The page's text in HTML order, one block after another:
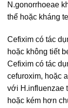
N.gonorrhoeae
thể hoặc kháng
Cefixim có tác
hoặc không tiết
Cefixim có tác
cefuroxim, hoặc
với H.influenzae
hoặc kém hơn